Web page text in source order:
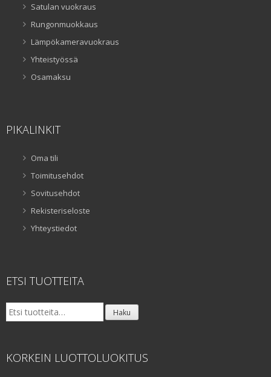
Satulan vuokraus
Rungonmuokkaus
Lämpökameravuokraus
Yhteistyössä
Osamaksu
PIKALINKIT
Oma tili
Toimitusehdot
Sovitusehdot
Rekisteriseloste
Yhteystiedot
ETSI TUOTTEITA
Etsi: Haku
KORKEIN LUOTTOLUOKITUS